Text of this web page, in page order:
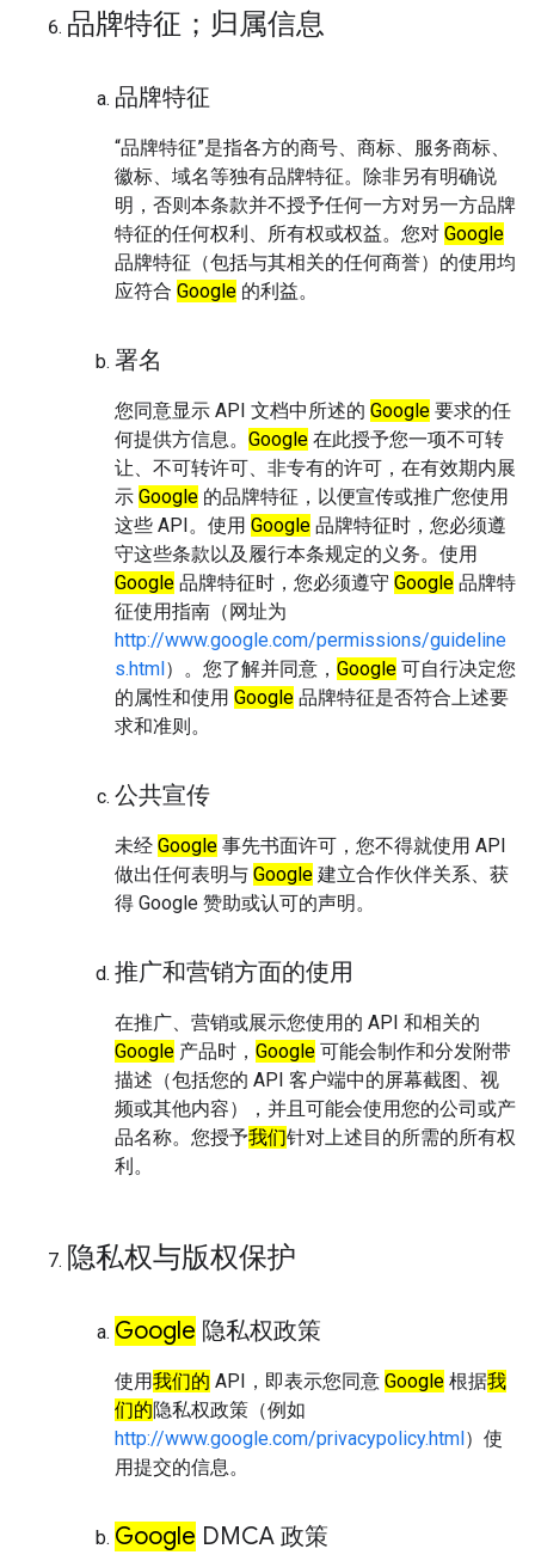
品牌特征；归属信息
品牌特征
“品牌特征”是指各方的商号、商标、服务商标、
徽标、域名等独有品牌特征。除非另有明确说
明，否则本条款并不授予任何一方对另一方品牌
特征的任何权利、所有权或权益。您对 Google
品牌特征（包括与其相关的任何商誉）的使用均
应符合 Google 的利益。
署名
您同意显示 API 文档中所述的 Google 要求的任
何提供方信息。 Google 在此授予您一项不可转
让、不可转许可、非专有的许可，在有效期内展
示 Google 的品牌特征，以便宣传或推广您使用
这些 API。使用 Google 品牌特征时，您必须遵
守这些条款以及履行本条规定的义务。使用
Google 品牌特征时，您必须遵守 Google 品牌特
征使用指南（网址为
http://www.google.com/permissions/guideline
s.html）。您了解并同意， Google 可自行决定您
的属性和使用 Google 品牌特征是否符合上述要
求和准则。
公共宣传
未经 Google 事先书面许可，您不得就使用 API
做出任何表明与 Google 建立合作伙伴关系、获
得 Google 赞助或认可的声明。
推广和营销方面的使用
在推广、营销或展示您使用的 API 和相关的
Google 产品时， Google 可能会制作和分发附带
描述（包括您的 API 客户端中的屏幕截图、视
频或其他内容），并且可能会使用您的公司或产
品名称。您授予我们针对上述目的所需的所有权
利。
隐私权与版权保护
Google 隐私权政策
使用我们的 API，即表示您同意 Google 根据我
们的隐私权政策（例如
http://www.google.com/privacypolicy.html）使
用提交的信息。
Google DMCA 政策